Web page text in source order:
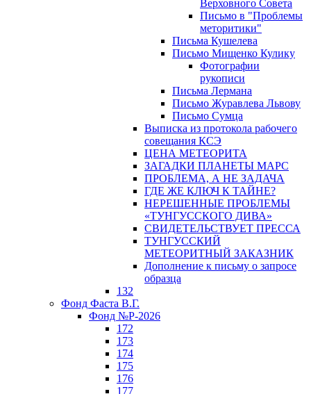
Верховного Совета
Письмо в "Проблемы
меторитики"
Письма Кушелева
Письмо Мищенко Кулику
Фотографии
рукописи
Письма Лермана
Письмо Журавлева Львову
Письмо Сумца
Выписка из протокола рабочего
совещания КСЭ
ЦЕНА МЕТЕОРИТА
ЗАГАДКИ ПЛАНЕТЫ МАРС
ПРОБЛЕМА, А НЕ ЗАДАЧА
ГДЕ ЖЕ КЛЮЧ К ТАЙНЕ?
НЕРЕШЕННЫЕ ПРОБЛЕМЫ
«ТУНГУССКОГО ДИВА»
СВИДЕТЕЛЬСТВУЕТ ПРЕССА
ТУНГУССКИЙ
МЕТЕОРИТНЫЙ ЗАКАЗНИК
Дополнение к письму о запросе
образца
132
Фонд Фаста В.Г.
Фонд №Р-2026
172
173
174
175
176
177